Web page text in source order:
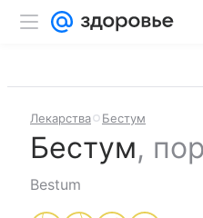
Лекарства Бестум
Бестум,
Bestum